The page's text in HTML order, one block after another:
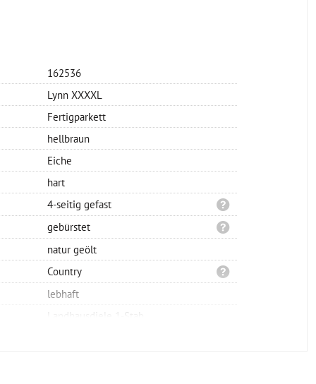
162536
Lynn XXXXL
Fertigparkett
hellbraun
Eiche
hart
4-seitig gefast
gebürstet
natur geölt
Country
lebhaft
Landhausdiele 1-Stab